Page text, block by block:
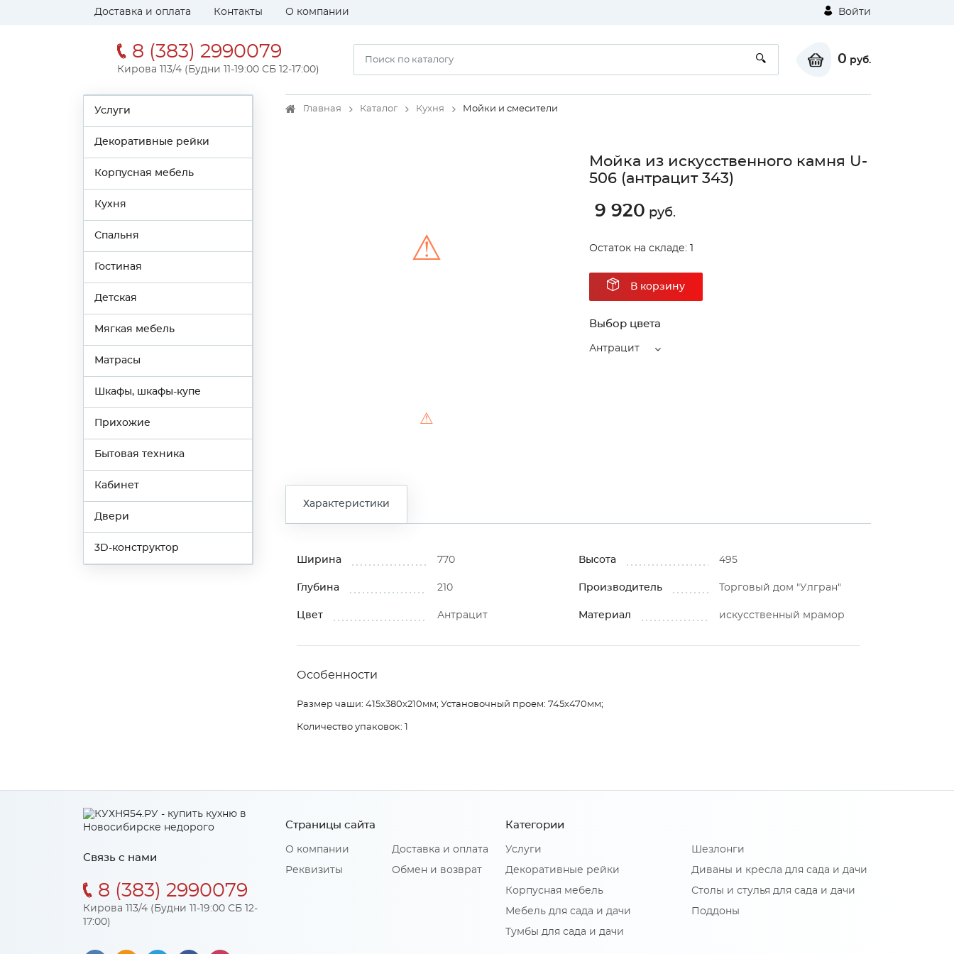
Доставка и оплата Контакты О компании Войти
8 (383) 2990079
Кирова 113/4 (Будни 11-19:00 СБ 12-17:00)
0 руб.
Услуги
Декоративные рейки
Корпусная мебель
Кухня
Спальня
Гостиная
Детская
Мягкая мебель
Матрасы
Шкафы, шкафы-купе
Прихожие
Бытовая техника
Кабинет
Двери
3D-конструктор
Главная Каталог Кухня Мойки и смесители
⚠
⚠
Мойка из искусственного камня U-
506 (антрацит 343)
9 920 руб.
Остаток на складе: 1
В корзину
Выбор цвета
Антрацит
Характеристики
Ширина 770 Высота 495
Глубина 210 Производитель Торговый дом "Улгран"
Цвет Антрацит Материал искусственный мрамор
Особенности
Размер чаши: 415х380х210мм; Установочный проем: 745х470мм;
Количество упаковок: 1
Связь с нами
8 (383) 2990079
Кирова 113/4 (Будни 11-19:00 СБ 12-
17:00)
Страницы сайта
О компании
Реквизиты
Доставка и оплата
Обмен и возврат
Категории
Услуги
Декоративные рейки
Корпусная мебель
Мебель для сада и дачи
Тумбы для сада и дачи
Шезлонги
Диваны и кресла для сада и дачи
Столы и стулья для сада и дачи
Поддоны